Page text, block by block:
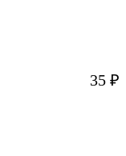
35 ₽